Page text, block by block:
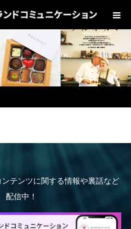
テンツに関する情報や裏話など
配信中！